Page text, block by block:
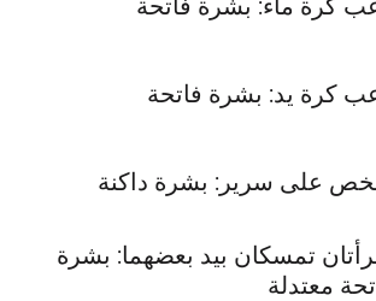
كرة يد: بشرة فاتحة
على سرير: بشرة داكنة
تمسكان بيد بعضهما: بشرة
معتدلة